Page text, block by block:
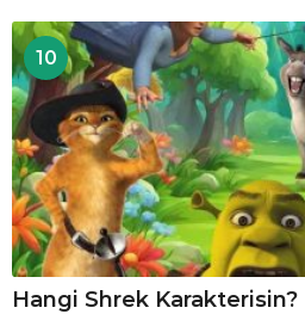
10
Hangi Shrek Karakterisin?